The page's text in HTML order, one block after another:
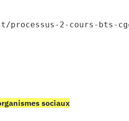
2-cours-bts-
sociaux